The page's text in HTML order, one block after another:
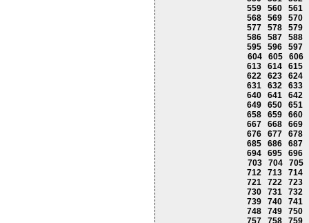
559
560
561
568
569
570
577
578
579
586
587
588
595
596
597
604
605
606
613
614
615
622
623
624
631
632
633
640
641
642
649
650
651
658
659
660
667
668
669
676
677
678
685
686
687
694
695
696
703
704
705
712
713
714
721
722
723
730
731
732
739
740
741
748
749
750